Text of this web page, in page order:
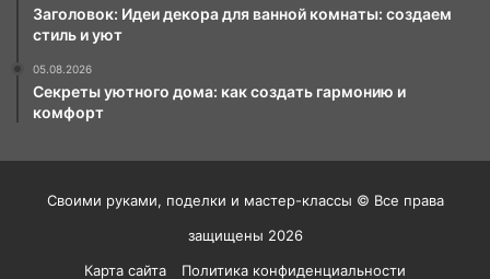
Заголовок: Идеи декора для ванной комнаты: создаем
стиль и уют
05.08.2026
Секреты уютного дома: как создать гармонию и
комфорт
Своими руками, поделки и мастер-классы © Все права
защищены 2026
Карта сайта
Политика конфиденциальности